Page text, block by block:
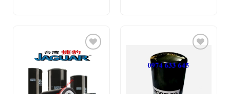
Add to
Wishlist